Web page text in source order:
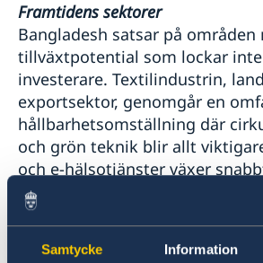
Samtycke Information
Framtidens sektorer
Bangladesh satsar på områden
tillväxtpotential som lockar
investerare. Textilindustrin,
exportsektor, genomgår en
hållbarhetsomställning där
och grön teknik blir allt
och e-hälsotjänster växer
ökande efterfrågan på
IT, inklusive satsningar på